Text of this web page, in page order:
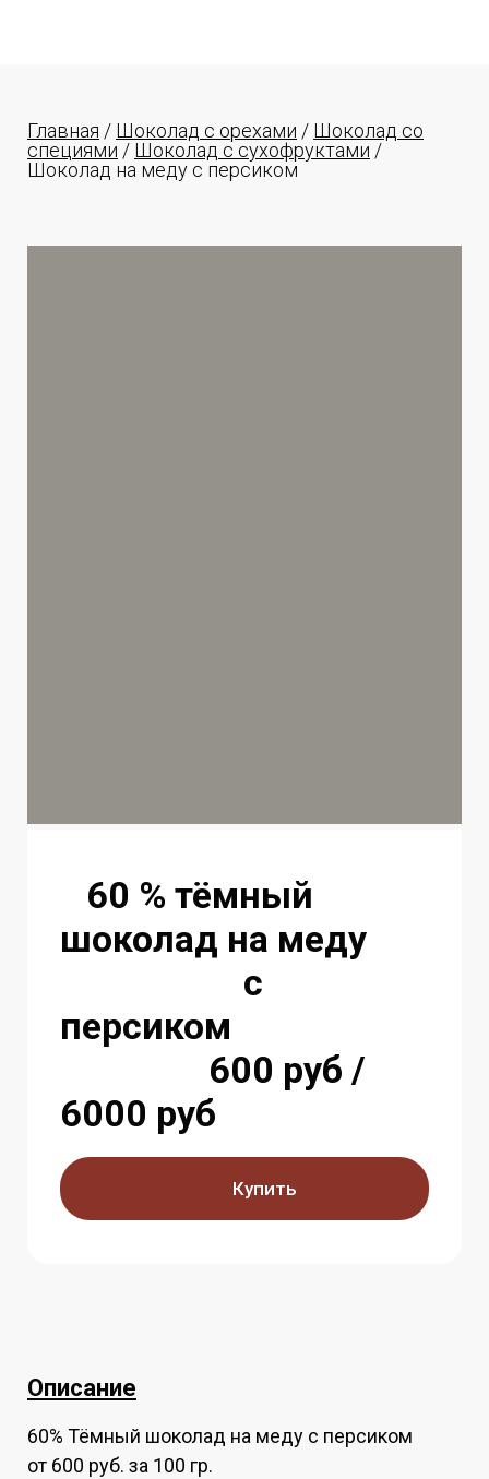
Главная / Шоколад с орехами / Шоколад со
специями / Шоколад с сухофруктами /
Шоколад на меду с персиком
60 % тёмный
шоколад на меду
с
персиком
600 руб /
6000 руб
Купить
Описание
60% Тёмный шоколад на меду с персиком
от 600 руб. за 100 гр.